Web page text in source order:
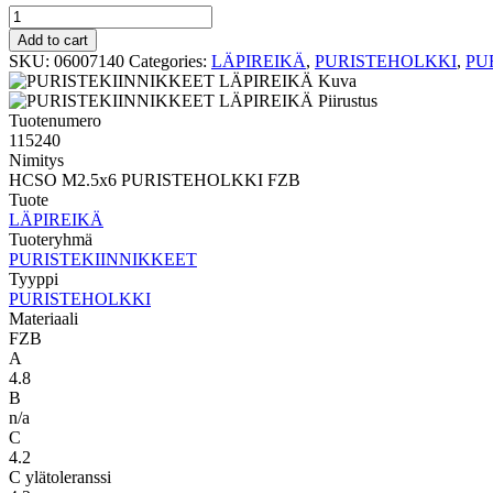
PURISTEHOLKKI
LÄPIREIKÄ
HCSO
M2.5x6
PURISTEHOLKKI
FZB
quantity
Add to cart
SKU: 06007140 Categories: LÄPIREIKÄ, PURISTEHOLKKI,
Tuotenumero
115240
Nimitys
HCSO M2.5x6 PURISTEHOLKKI FZB
Tuote
LÄPIREIKÄ
Tuoteryhmä
PURISTEKIINNIKKEET
Tyyppi
PURISTEHOLKKI
Materiaali
FZB
A
4.8
B
n/a
C
4.2
C ylätoleranssi